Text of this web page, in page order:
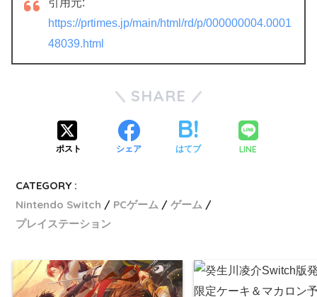
https://prtimes.jp/main/html/rd/p/000000004.0001
48039.html
SHARE
ポスト シェア はてブ LINE
CATEGORY :
Nintendo Switch
PCゲーム
ゲーム
プレイステーション